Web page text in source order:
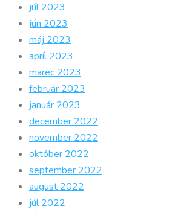
júl 2023
jún 2023
máj 2023
apríl 2023
marec 2023
február 2023
január 2023
december 2022
november 2022
október 2022
september 2022
august 2022
júl 2022